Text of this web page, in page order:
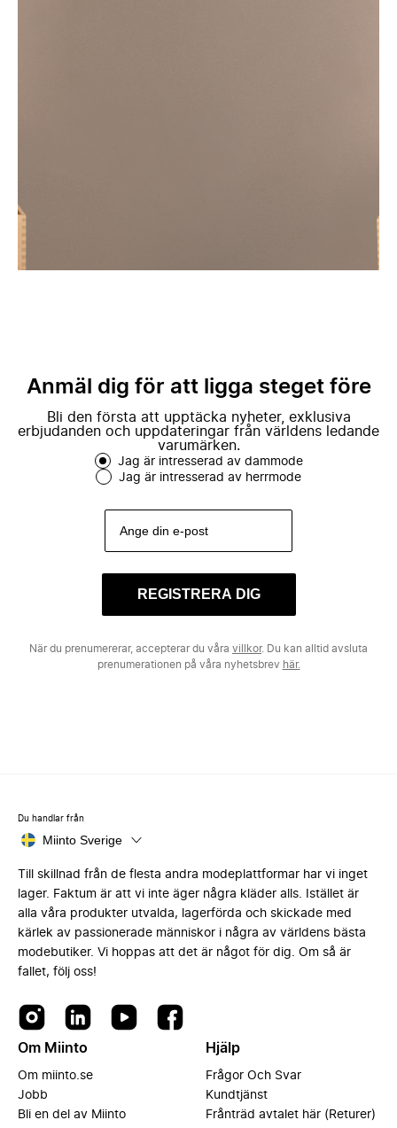
Anmäl dig för att ligga steget före
Bli den första att upptäcka nyheter, exklusiva
erbjudanden och uppdateringar från världens ledande
varumärken.
Jag är intresserad av dammode
Jag är intresserad av herrmode
REGISTRERA DIG
När du prenumererar, accepterar du våra villkor. Du kan alltid avsluta
prenumerationen på våra nyhetsbrev här.
Du handlar från
Miinto Sverige
Till skillnad från de flesta andra modeplattformar har vi inget
lager. Faktum är att vi inte äger några kläder alls. Istället är
alla våra produkter utvalda, lagerförda och skickade med
kärlek av passionerade människor i några av världens bästa
modebutiker. Vi hoppas att det är något för dig. Om så är
fallet, följ oss!
Om Miinto
Om miinto.se
Jobb
Bli en del av Miinto
Hjälp
Frågor Och Svar
Kundtjänst
Frånträd avtalet här (Returer)